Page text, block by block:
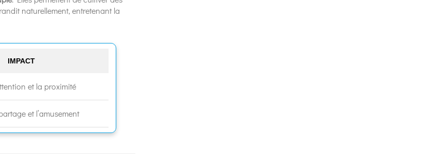
naturellement, entretenant la
IMPACT
et la proximité
et l’amusement